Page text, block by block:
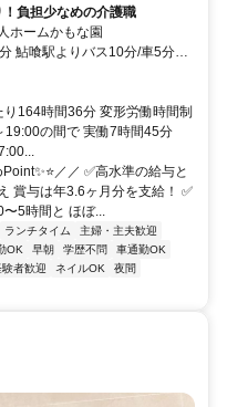
負担少なめの介護職
ホームかもな園
鮎喰駅よりバス10分/車5分
より徒歩5分
164時間36分 変形労働時間制
19:00の間で 実働7時間45分
／／ ✅高水準の給与と
賞与は年3.6ヶ月分を支給！ ✅
5時間と ほぼ...
ランチタイム
主婦・主夫歓迎
OK 早朝 学歴不問
車通勤OK
験者歓迎 ネイルOK
夜間